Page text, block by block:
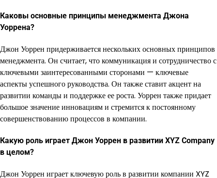
Каковы основные принципы менеджмента Джона
Уоррена?
Джон Уоррен придерживается нескольких основных принципов
менеджмента. Он считает, что коммуникация и сотрудничество с
ключевыми заинтересованными сторонами — ключевые
аспекты успешного руководства. Он также ставит акцент на
развитии команды и поддержке ее роста. Уоррен также придает
большое значение инновациям и стремится к постоянному
совершенствованию процессов в компании.
Какую роль играет Джон Уоррен в развитии XYZ Company
в целом?
Джон Уоррен играет ключевую роль в развитии компании XYZ